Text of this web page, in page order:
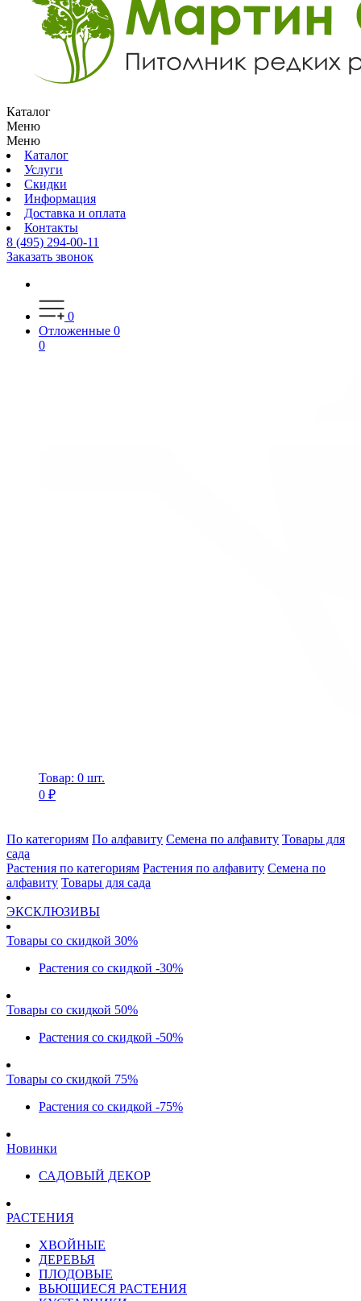
Каталог
Меню
Меню
Каталог
Услуги
Скидки
Информация
Доставка и оплата
Контакты
8 (495) 294-00-11
Заказать звонок
0
Отложенные 0
0
Товар: 0 шт.
0 ₽
По категориям По алфавиту Семена по алфавиту Товары для
сада
Растения по категориям Растения по алфавиту Семена по
алфавиту Товары для сада
ЭКСКЛЮЗИВЫ
Товары со скидкой 30%
Растения со скидкой -30%
Товары со скидкой 50%
Растения со скидкой -50%
Товары со скидкой 75%
Растения со скидкой -75%
Новинки
САДОВЫЙ ДЕКОР
РАСТЕНИЯ
ХВОЙНЫЕ
ДЕРЕВЬЯ
ПЛОДОВЫЕ
ВЬЮЩИЕСЯ РАСТЕНИЯ